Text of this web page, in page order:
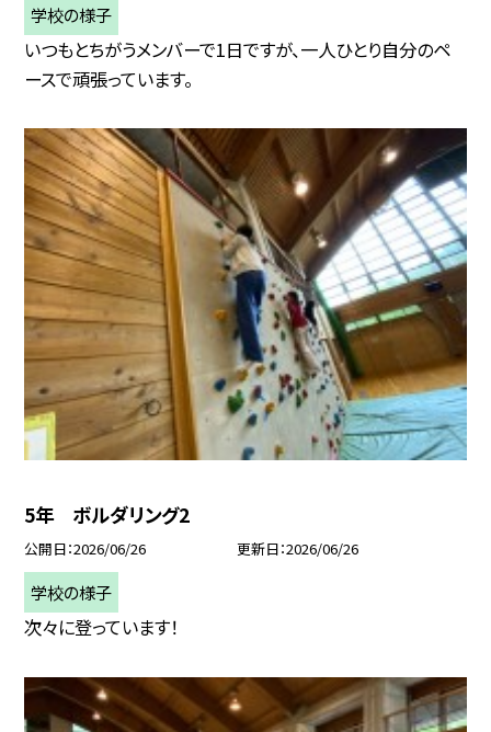
学校の様子
いつもとちがうメンバーで1日ですが、一人ひとり自分のペ
ースで頑張っています。
5年 ボルダリング2
公開日 2026/06/26 更新日 2026/06/26
学校の様子
次々に登っています！